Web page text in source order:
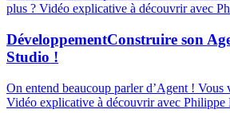
plus ? Vidéo explicative à découvrir avec
DéveloppementConstruire son
Studio !
On entend beaucoup parler d’Agent ! Vous
Vidéo explicative à découvrir avec Philippe